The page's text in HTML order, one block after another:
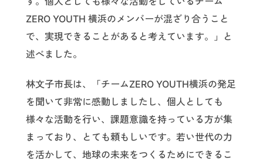
ZERO YOUTH 横浜のメンバーが混ざり合うこと
で、実現できることがあると考えています。」と
述べました。
林文子市長は、「チームZERO YOUTH横浜の発足
を聞いて非常に感動しましたし、個人としても
様々な活動を行い、課題意識を持っている方が集
まっており、とても頼もしいです。若い世代の力
を活かして、地球の未来をつくるためにできるこ